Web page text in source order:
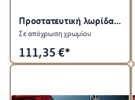
Προστατευτική λωρίδα για πίσω καπό
Σε απόχρωση χρωμίου
111,35 €*